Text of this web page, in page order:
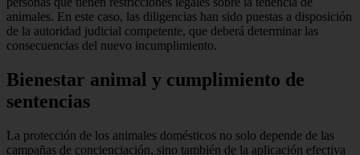
animales. En este caso, las diligencias han sido puestas a disposición
de la autoridad judicial competente, que deberá determinar las
consecuencias del nuevo incumplimiento.
Bienestar animal y cumplimiento de
sentencias
La protección de los animales domésticos no solo depende de las
campañas de concienciación, sino también de la aplicación efectiva